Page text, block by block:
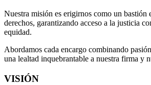
Nuestra misión es erigirnos como un bastión
derechos, garantizando acceso a la justicia
equidad.
Abordamos cada encargo combinando
una lealtad inquebrantable a nuestra firma y
VISIÓN